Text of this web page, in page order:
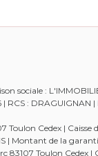
sociale :
RCS : DRAGUIGNAN
Cedex | Caisse
| Montant de la
Toulon Cedex |